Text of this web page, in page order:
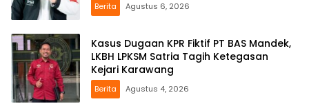
Berita Agustus 6, 2026
Kasus Dugaan KPR Fiktif PT BAS Mandek,
LKBH LPKSM Satria Tagih Ketegasan
Kejari Karawang
Berita Agustus 4, 2026